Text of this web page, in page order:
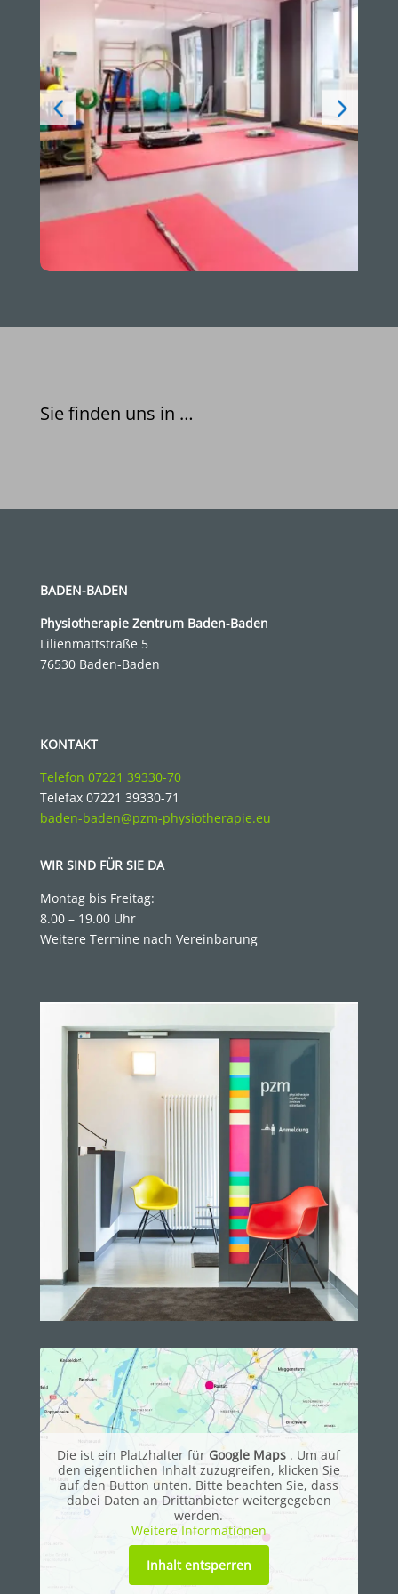
Sie finden uns in …
BADEN-BADEN
Physiotherapie Zentrum Baden-Baden
Lilienmattstraße 5
76530 Baden-Baden
KONTAKT
Telefon 07221 39330-70
Telefax 07221 39330-71
baden-baden@pzm-physiotherapie.eu
WIR SIND FÜR SIE DA
Montag bis Freitag:
8.00 – 19.00 Uhr
Weitere Termine nach Vereinbarung
Die ist ein Platzhalter für Google Maps . Um auf
den eigentlichen Inhalt zuzugreifen, klicken Sie
auf den Button unten. Bitte beachten Sie, dass
dabei Daten an Drittanbieter weitergegeben
werden.
Weitere Informationen
Inhalt entsperren